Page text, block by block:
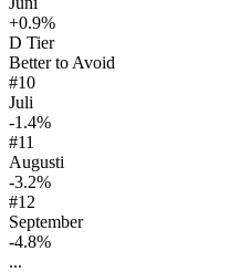
+0.9%
D Tier
Better to Avoid
#10
Juli
-1.4%
#11
Augusti
-3.2%
#12
September
-4.8%
...